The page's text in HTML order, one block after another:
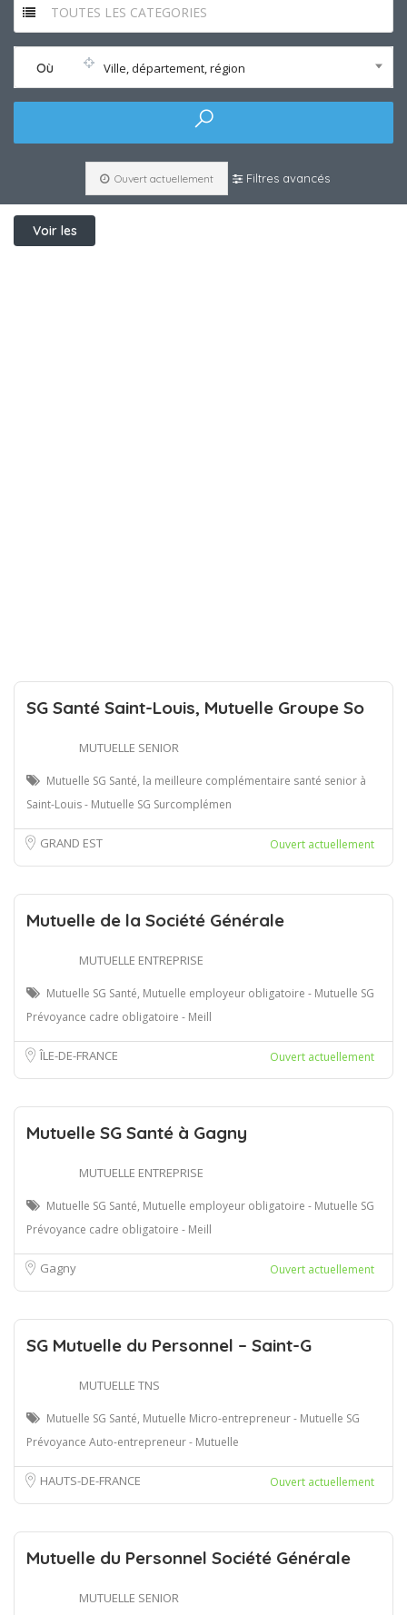
TOUTES LES CATEGORIES
Où Ville, département, région
Ouvert actuellement Filtres avancés
Voir les
SG Santé Saint-Louis, Mutuelle Groupe So
MUTUELLE SENIOR
Mutuelle SG Santé, la meilleure complémentaire santé senior à
Saint-Louis - Mutuelle SG Surcomplémen
GRAND EST Ouvert actuellement
Mutuelle de la Société Générale
MUTUELLE ENTREPRISE
Mutuelle SG Santé, Mutuelle employeur obligatoire - Mutuelle SG
Prévoyance cadre obligatoire - Meill
ÎLE-DE-FRANCE Ouvert actuellement
Mutuelle SG Santé à Gagny
MUTUELLE ENTREPRISE
Mutuelle SG Santé, Mutuelle employeur obligatoire - Mutuelle SG
Prévoyance cadre obligatoire - Meill
Gagny Ouvert actuellement
SG Mutuelle du Personnel – Saint-G
MUTUELLE TNS
Mutuelle SG Santé, Mutuelle Micro-entrepreneur - Mutuelle SG
Prévoyance Auto-entrepreneur - Mutuelle
HAUTS-DE-FRANCE Ouvert actuellement
Mutuelle du Personnel Société Générale
MUTUELLE SENIOR